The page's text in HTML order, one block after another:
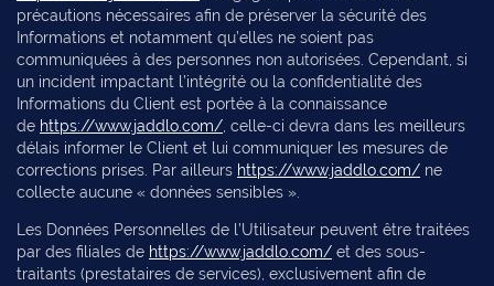
précautions nécessaires afin de préserver la sécurité des
Informations et notamment qu’elles ne soient pas
communiquées à des personnes non autorisées. Cependant, si
un incident impactant l’intégrité ou la confidentialité des
Informations du Client est portée à la connaissance
de https://www.jaddlo.com/, celle-ci devra dans les meilleurs
délais informer le Client et lui communiquer les mesures de
corrections prises. Par ailleurs https://www.jaddlo.com/ ne
collecte aucune « données sensibles ».
Les Données Personnelles de l’Utilisateur peuvent être traitées
par des filiales de https://www.jaddlo.com/ et des sous-
traitants (prestataires de services), exclusivement afin de